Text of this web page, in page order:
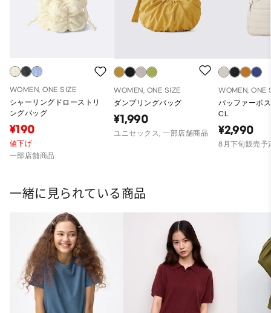
WOMEN, ONE SIZE
シャーリングドローストリ
ングバッグ
¥190
値下げ
一部店舗商品
WOMEN, ONE SIZE
ダンプリングバッグ
¥1,990
ユニセックス, 一部店舗商品
WOMEN, ONE
パッファーボ
CL
¥2,990
8月下旬販売予
一緒に見られている商品